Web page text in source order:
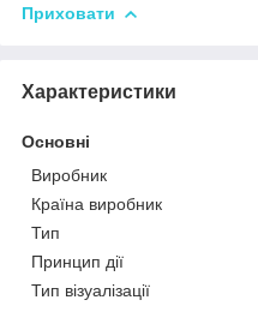
Приховати
Характеристики
Основні
Виробник
Країна виробник
Тип
Принцип дії
Тип візуалізації